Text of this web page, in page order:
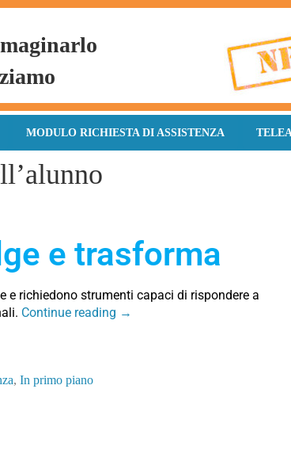
MODULO RICHIESTA DI ASSISTENZA
e trasforma
e richiedono strumenti capaci di rispondere a
Continue reading →
, In primo piano